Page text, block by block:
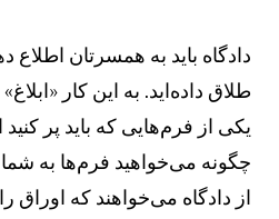
دادگاه باید به همسرتان اطلاع
طلاق داده‌اید. به این کار «ابلاغ»
یکی از فرم‌هایی که باید پر کنید
چگونه می‌خواهید فرم‌ها به شما
از دادگاه می‌خواهند که اوراق را